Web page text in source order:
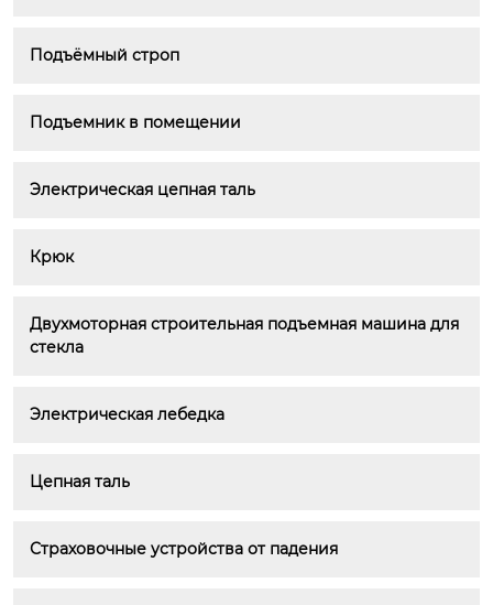
Подъёмный строп
Подъемник в помещении
Электрическая цепная таль
Крюк
Двухмоторная строительная подъемная машина для
стекла
Электрическая лебедка
Цепная таль
Страховочные устройства от падения